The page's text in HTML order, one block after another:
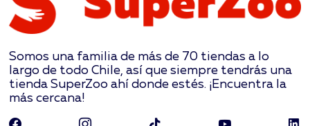
Somos una familia de más de 70 tiendas a lo
largo de todo Chile, así que siempre tendrás una
tienda SuperZoo ahí donde estés. ¡Encuentra la
más cercana!